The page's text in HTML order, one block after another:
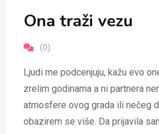
Ona traži vezu
(0)
Ljudi me podcenjuju, kažu evo
zrelim godinama a ni partnera
atmosfere ovog grada ili nečeg
obazirem se više. Da prijavila